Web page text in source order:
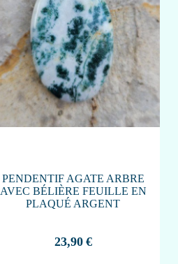
PENDENTIF AGATE ARBRE
AVEC BÉLIÈRE FEUILLE EN
PLAQUÉ ARGENT
23,90€